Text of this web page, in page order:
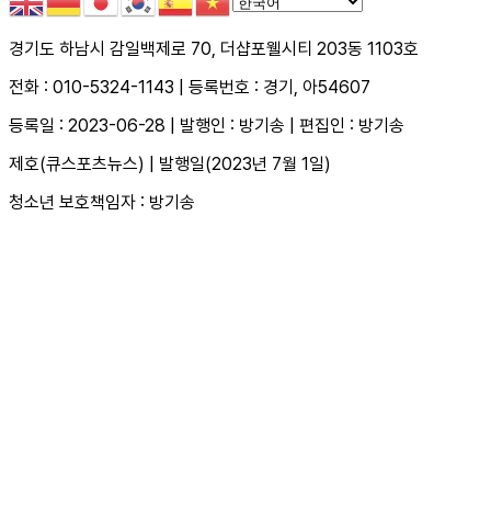
경기도 하남시 감일백제로 70, 더샵포웰시티 203동 1103호
전화 : 010-5324-1143 | 등록번호 : 경기, 아54607
등록일 : 2023-06-28 | 발행인 : 방기송 | 편집인 : 방기송
제호(큐스포츠뉴스) | 발행일(2023년 7월 1일)
청소년 보호책임자 : 방기송